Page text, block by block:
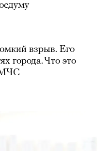
взрыв. Его
города. Что это
МЧС